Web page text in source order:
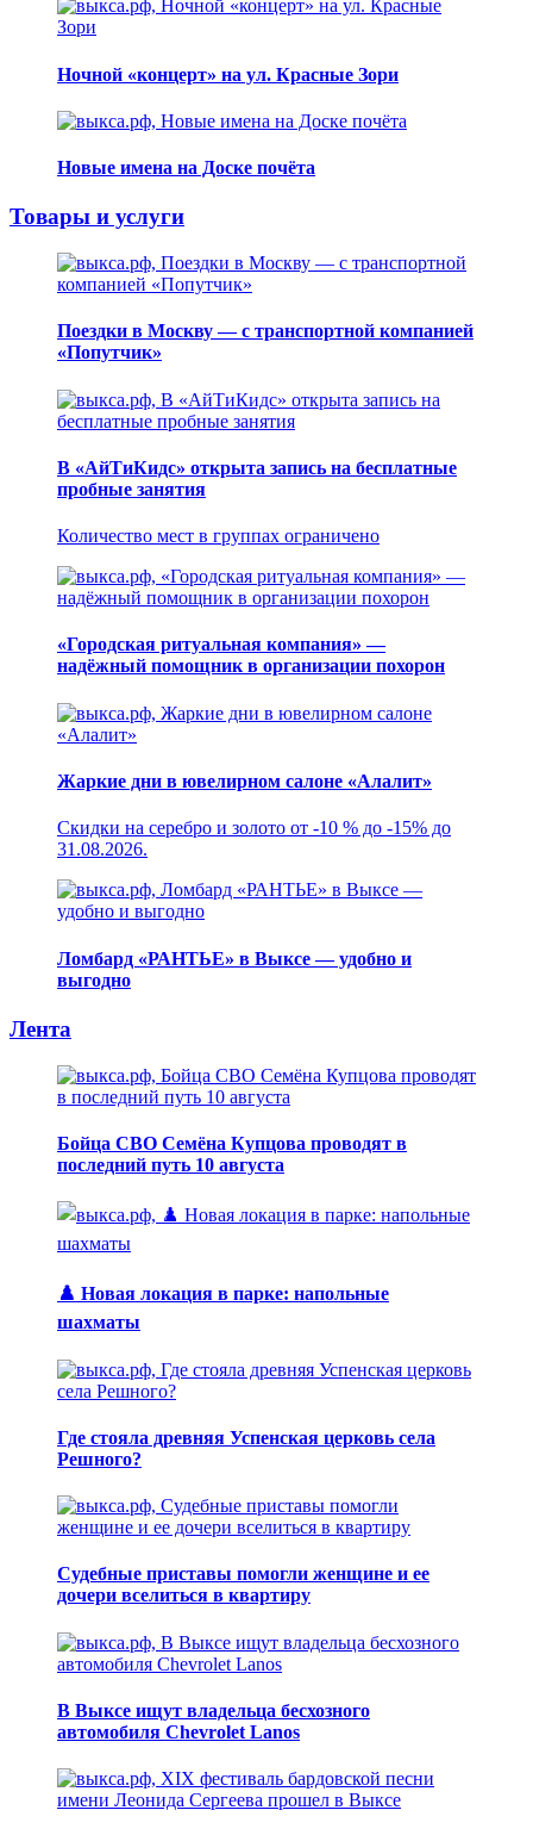
Ночной «концерт» на ул. Красные Зори
Новые имена на Доске почёта
Товары и услуги
Поездки в Москву — с транспортной компанией
«Попутчик»
В «АйТиКидс» открыта запись на бесплатные
пробные занятия
Количество мест в группах ограничено
«Городская ритуальная компания» —
надёжный помощник в организации похорон
Жаркие дни в ювелирном салоне «Алалит»
Скидки на серебро и золото от -10 % до -15% до
31.08.2026.
Ломбард «РАНТЬЕ» в Выксе — удобно и
выгодно
Лента
Бойца СВО Семёна Купцова проводят в
последний путь 10 августа
♟️ Новая локация в парке: напольные
шахматы
Где стояла древняя Успенская церковь села
Решного?
Судебные приставы помогли женщине и ее
дочери вселиться в квартиру
В Выксе ищут владельца бесхозного
автомобиля Chevrolet Lanos